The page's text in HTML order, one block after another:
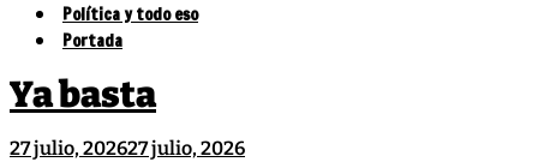
Política y todo eso
Portada
Ya basta
27 julio, 202627 julio, 2026